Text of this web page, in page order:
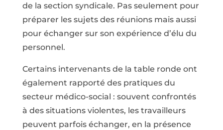
de la section syndicale. Pas seulement pour
préparer les sujets des réunions mais aussi
pour échanger sur son expérience d’élu du
personnel.
Certains intervenants de la table ronde ont
également rapporté des pratiques du
secteur médico-social : souvent confrontés
à des situations violentes, les travailleurs
peuvent parfois échanger, en la présence